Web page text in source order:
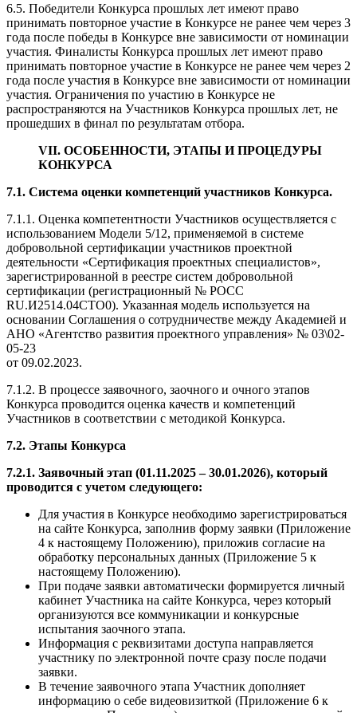
6.5. Победители Конкурса прошлых лет имеют право
принимать повторное участие в Конкурсе не ранее чем через 3
года после победы в Конкурсе вне зависимости от номинации
участия. Финалисты Конкурса прошлых лет имеют право
принимать повторное участие в Конкурсе не ранее чем через 2
года после участия в Конкурсе вне зависимости от номинации
участия. Ограничения по участию в Конкурсе не
распространяются на Участников Конкурса прошлых лет, не
прошедших в финал по результатам отбора.
VII. ОСОБЕННОСТИ, ЭТАПЫ И ПРОЦЕДУРЫ
КОНКУРСА
7.1. Система оценки компетенций участников Конкурса.
7.1.1. Оценка компетентности Участников осуществляется с
использованием Модели 5/12, применяемой в системе
добровольной сертификации участников проектной
деятельности «Сертификация проектных специалистов»,
зарегистрированной в реестре систем добровольной
сертификации (регистрационный № РОСС
RU.И2514.04СТО0). Указанная модель используется на
основании Соглашения о сотрудничестве между Академией и
АНО «Агентство развития проектного управления» № 03\02-
05-23
от 09.02.2023.
7.1.2. В процессе заявочного, заочного и очного этапов
Конкурса проводится оценка качеств и компетенций
Участников в соответствии с методикой Конкурса.
7.2. Этапы Конкурса
7.2.1. Заявочный этап (01.11.2025 – 30.01.2026), который
проводится с учетом следующего:
Для участия в Конкурсе необходимо зарегистрироваться
на сайте Конкурса, заполнив форму заявки (Приложение
4 к настоящему Положению), приложив согласие на
обработку персональных данных (Приложение 5 к
настоящему Положению).
При подаче заявки автоматически формируется личный
кабинет Участника на сайте Конкурса, через который
организуются все коммуникации и конкурсные
испытания заочного этапа.
Информация с реквизитами доступа направляется
участнику по электронной почте сразу после подачи
заявки.
В течение заявочного этапа Участник дополняет
информацию о себе видеовизиткой (Приложение 6 к